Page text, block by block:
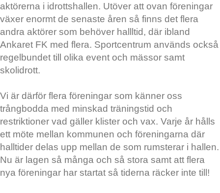
aktörerna i idrottshallen. Utöver att ovan föreningar
växer enormt de senaste åren så finns det flera
andra aktörer som behöver hallltid, där ibland
Ankaret FK med flera. Sportcentrum används också
regelbundet till olika event och mässor samt
skolidrott.
Vi är därför flera föreningar som känner oss
trångbodda med minskad träningstid och
restriktioner vad gäller klister och vax. Varje år hålls
ett möte mellan kommunen och föreningarna där
halltider delas upp mellan de som rumsterar i hallen.
Nu är lagen så många och så stora samt att flera
nya föreningar har startat så tiderna räcker inte till!